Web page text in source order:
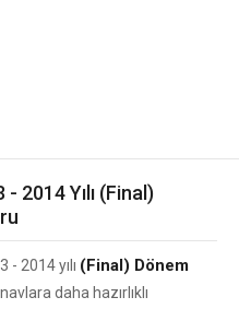
2014 Yılı (Final)
- 2014 yılı (Final) Dönem
daha hazırlıklı